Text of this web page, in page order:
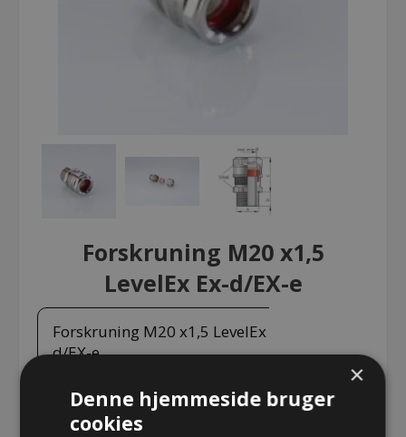
Forskruning M20 x1,5
LevelEx Ex-d/EX-e
Forskruning M20 x1,5 LevelEx Ex-
d/EX-e
Forskruning M20 x1,5 LevelEx Ex-d/EX-e
×
Denne hjemmeside bruger
cookies